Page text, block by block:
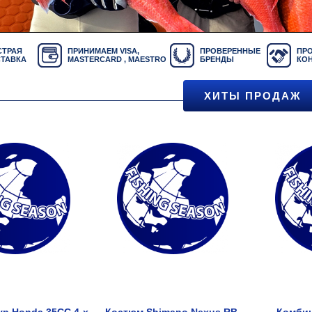
ПРИНИМАЕМ VISA,
MASTERCARD , MAESTRO
ПРОВЕРЕННЫЕ
БРЕНДЫ
ХИТЫ ПРОДАЖ